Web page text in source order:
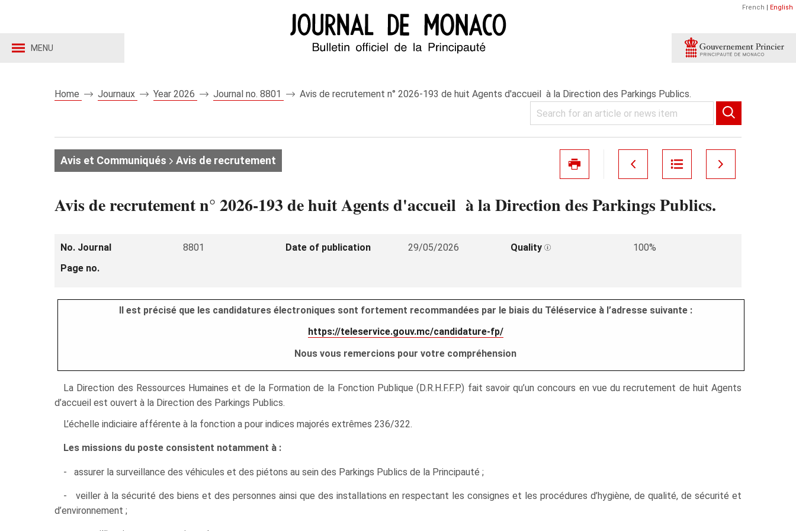
MENU
French | English
Home Journaux Year 2026 Journal no. 8801 Avis de recrutement n° 2026-193 de huit Agents d'accueil à la Direction des Parkings Publics.
Avis et Communiqués Avis de recrutement
Avis de recrutement n° 2026-193 de huit Agents d'accueil à la Direction des Parkings Publics.
No. Journal 8801 Date of publication 29/05/2026 Quality
100%
Page no.
Il est précisé que les candidatures électroniques sont fortement recommandées par le biais du Téléservice à l’adresse suivante :
https://teleservice.gouv.mc/candidature-fp/
Nous vous remercions pour votre compréhension
La Direction des Ressources Humaines et de la Formation de la Fonction Publique (D.R.H.F.F.P.) fait savoir qu’un concours en vue du recrutement de huit Agents
d’accueil est ouvert à la Direction des Parkings Publics.
L’échelle indiciaire afférente à la fonction a pour indices majorés extrêmes 236/322.
Les missions du poste consistent notamment à :
- assurer la surveillance des véhicules et des piétons au sein des Parkings Publics de la Principauté ;
- veiller à la sécurité des biens et des personnes ainsi que des installations en respectant les consignes et les procédures d’hygiène, de qualité, de sécurité et
d’environnement ;